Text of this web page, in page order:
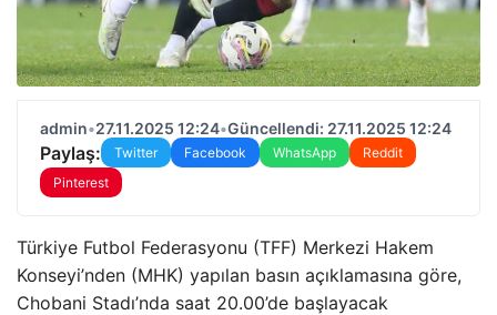
admin•27.11.2025 12:24•Güncellendi: 27.11.2025 12:24
Paylaş: Twitter Facebook WhatsApp
Reddit
Pinterest
Türkiye Futbol Federasyonu (TFF) Merkezi Hakem
Konseyi’nden (MHK) yapılan basın açıklamasına göre,
Chobani Stadı’nda saat 20.00’de başlayacak